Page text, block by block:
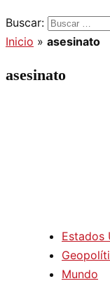
Buscar:
Inicio » asesinato
asesinato
Estados
Mundo